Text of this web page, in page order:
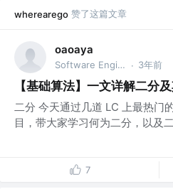
wherearego 赞了这篇文章
oaoaya
Software Engineer @微软 · 3年前
【基础算法】一文详解二分
二分 今天通过几道 LC 上最热门
目，带大家学习何为二分，以及
7